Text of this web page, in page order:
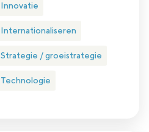
Innovatie
Internationaliseren
Strategie / groeistrategie
Technologie